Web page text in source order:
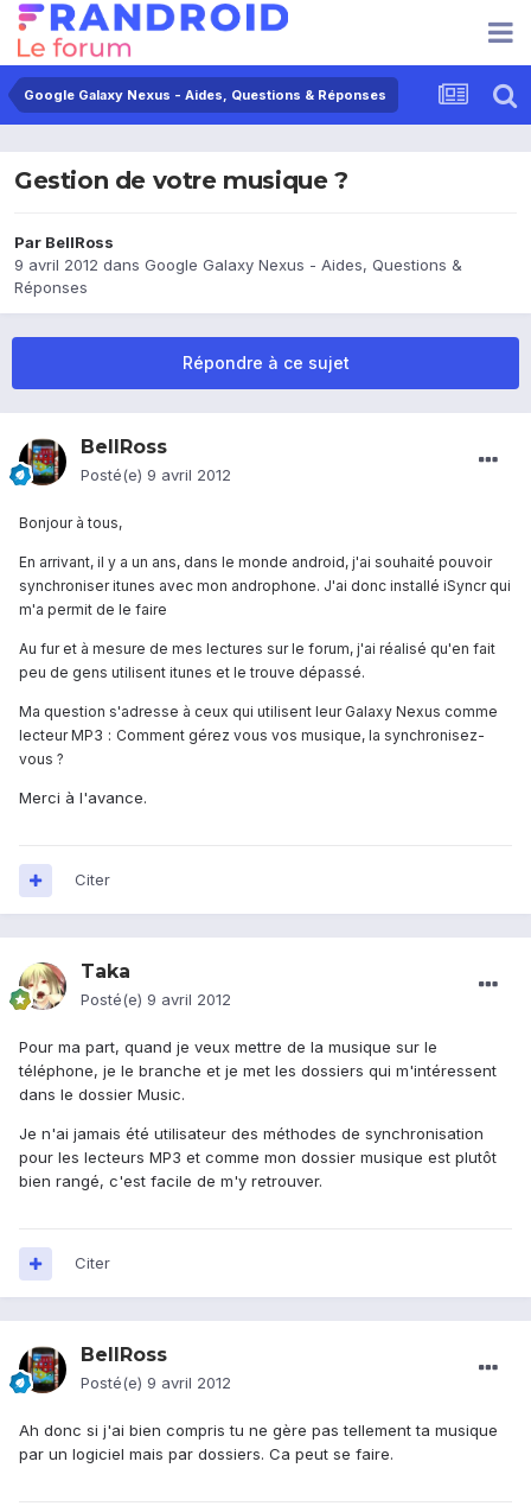
Google Galaxy Nexus - Aides, Questions & Réponses
Gestion de votre musique ?
Par BellRoss
9 avril 2012 dans Google Galaxy Nexus - Aides, Questions &
Réponses
Répondre à ce sujet
BellRoss
Posté(e) 9 avril 2012
Bonjour à tous,
En arrivant, il y a un ans, dans le monde android, j'ai souhaité pouvoir
synchroniser itunes avec mon androphone. J'ai donc installé iSyncr qui
m'a permit de le faire
Au fur et à mesure de mes lectures sur le forum, j'ai réalisé qu'en fait
peu de gens utilisent itunes et le trouve dépassé.
Ma question s'adresse à ceux qui utilisent leur Galaxy Nexus comme
lecteur MP3 : Comment gérez vous vos musique, la synchronisez-
vous ?
Merci à l'avance.
Citer
Taka
Posté(e) 9 avril 2012
Pour ma part, quand je veux mettre de la musique sur le
téléphone, je le branche et je met les dossiers qui m'intéressent
dans le dossier Music.
Je n'ai jamais été utilisateur des méthodes de synchronisation
pour les lecteurs MP3 et comme mon dossier musique est plutôt
bien rangé, c'est facile de m'y retrouver.
Citer
BellRoss
Posté(e) 9 avril 2012
Ah donc si j'ai bien compris tu ne gère pas tellement ta musique
par un logiciel mais par dossiers. Ca peut se faire.